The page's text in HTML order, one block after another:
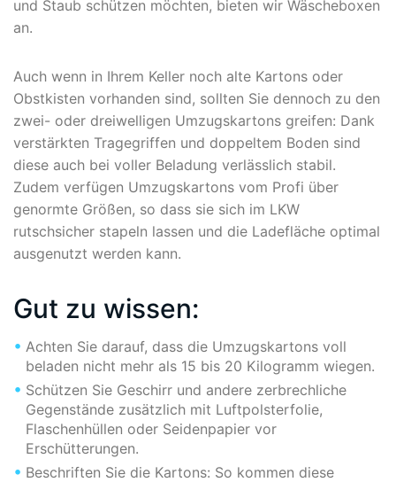
und Staub schützen möchten, bieten wir Wäscheboxen
an.
Auch wenn in Ihrem Keller noch alte Kartons oder
Obstkisten vorhanden sind, sollten Sie dennoch zu den
zwei- oder dreiwelligen Umzugskartons greifen: Dank
verstärkten Tragegriffen und doppeltem Boden sind
diese auch bei voller Beladung verlässlich stabil.
Zudem verfügen Umzugskartons vom Profi über
genormte Größen, so dass sie sich im LKW
rutschsicher stapeln lassen und die Ladefläche optimal
ausgenutzt werden kann.
Gut zu wissen:
Achten Sie darauf, dass die Umzugskartons voll
beladen nicht mehr als 15 bis 20 Kilogramm wiegen.
Schützen Sie Geschirr und andere zerbrechliche
Gegenstände zusätzlich mit Luftpolsterfolie,
Flaschenhüllen oder Seidenpapier vor
Erschütterungen.
Beschriften Sie die Kartons: So kommen diese